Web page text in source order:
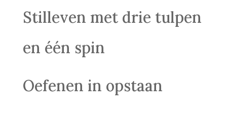
Stilleven met drie tulpen
en één spin
Oefenen in opstaan